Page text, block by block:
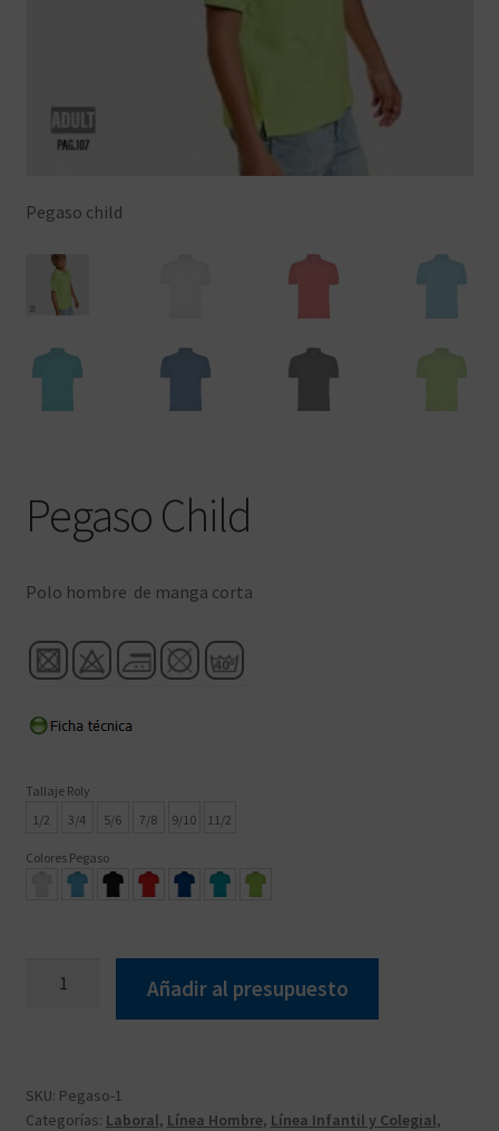
Pegaso child
Pegaso Child
Polo hombre de manga corta
Tallaje Roly
1/2
3/4 5/6 7/8 9/10 11/2
Colores Pegaso
Añadir al presupuesto
SKU: Pegaso-1
Categorías: Laboral, Línea Hombre, Línea Infantil y Colegial,